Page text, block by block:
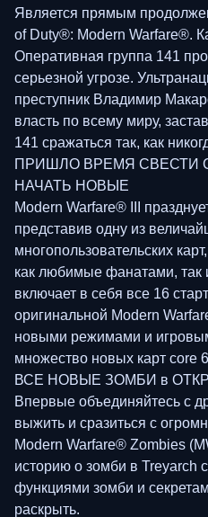
Является прямым
of Duty®: Modern Warfare®.
Оперативная группа 141
серьезной угрозе.
преступник Владимир
власть по всему миру,
141 сражаться так, как
ПРИШЛО ВРЕМЯ СВЕСТИ
НАЧАТЬ НОВЫЕ
Modern Warfare® III
представив одну из
многопользовательских
как любимые фанатами,
включает в себя все 16
оригинальной Modern
новыми режимами и
множество новых карт core
ВСЕ НОВЫЕ ЗОМБИ в
Впервые объединяйтесь с
выжить и сразиться с
Modern Warfare® Zombies
историю о зомби в Treyarch
функциями зомби и
раскрыть.